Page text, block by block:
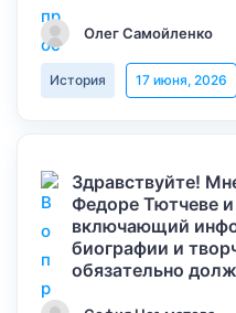
Олег Самойленко
История 17 июня, 2026
Здравствуйте!
Федоре Тютчеве
включающий
биографии и
обязательно